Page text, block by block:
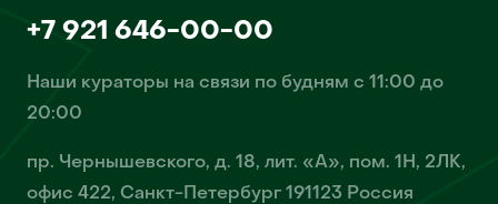
+7 921 646-00-00
Наши кураторы на связи по будням с 11:00 до
20:00
пр. Чернышевского, д. 18, лит. «А», пом. 1Н, 2ЛК,
офис 422, Санкт-Петербург 191123 Россия